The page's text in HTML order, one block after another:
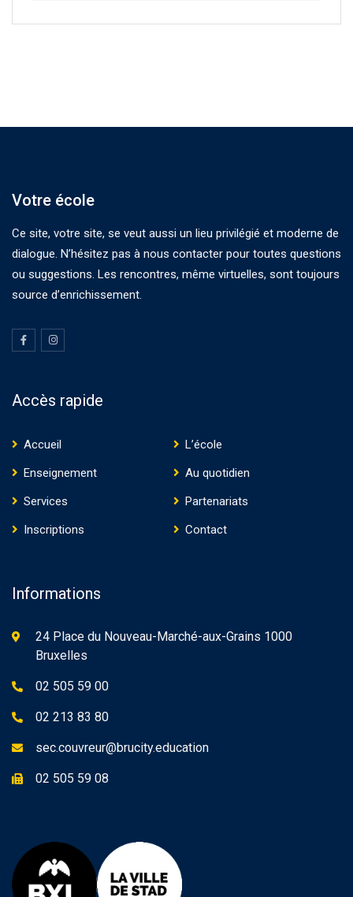
Votre école
Ce site, votre site, se veut aussi un lieu privilégié et moderne de
dialogue. N’hésitez pas à nous contacter pour toutes questions
ou suggestions. Les rencontres, même virtuelles, sont toujours
source d’enrichissement.
Accès rapide
Accueil
L’école
Enseignement
Au quotidien
Services
Partenariats
Inscriptions
Contact
Informations
24 Place du Nouveau-Marché-aux-Grains 1000
Bruxelles
02 505 59 00
02 213 83 80
sec.couvreur@brucity.education
02 505 59 08